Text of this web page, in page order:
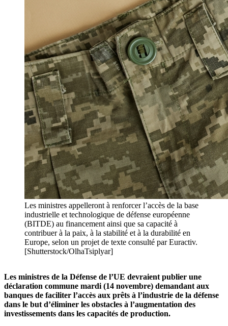
Les ministres appelleront à renforcer l’accès de la base
industrielle et technologique de défense européenne
(BITDE) au financement ainsi que sa capacité à
contribuer à la paix, à la stabilité et à la durabilité en
Europe, selon un projet de texte consulté par Euractiv.
[Shutterstock/OlhaTsiplyar]
Les ministres de la Défense de l’UE devraient publier une
déclaration commune mardi (14 novembre) demandant aux
banques de faciliter l’accès aux prêts à l’industrie de la défense
dans le but d’éliminer les obstacles à l’augmentation des
investissements dans les capacités de production.